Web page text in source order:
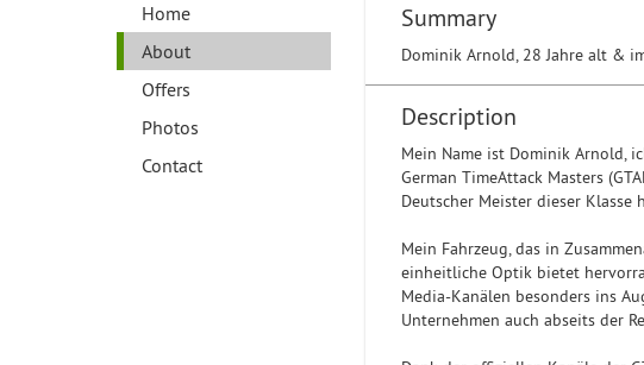
Home
About
Offers
Photos
Contact
Summary
Dominik Arnold, 28 Jahre alt &
Description
Mein Name ist Dominik Arnold,
German TimeAttack Masters
Deutscher Meister dieser Klasse
Mein Fahrzeug, das in
einheitliche Optik bietet
Media-Kanälen besonders ins
Unternehmen auch abseits der